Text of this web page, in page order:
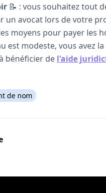
📝 : vous souhaitez tout
un avocat lors de votre
moyens pour payer les
est modeste, vous avez
bénéficier de l'aide
de nom